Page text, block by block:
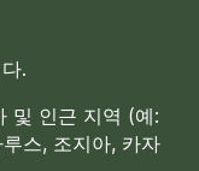
.
및 인근 지역 (예:
스, 조지아, 카자